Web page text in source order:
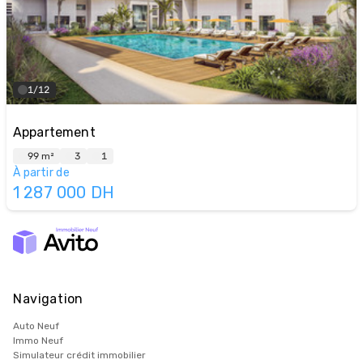
1/12
Appartement
99 m² 3 1
À partir de
1 287 000 DH
Navigation
Auto Neuf
Immo Neuf
Simulateur crédit immobilier